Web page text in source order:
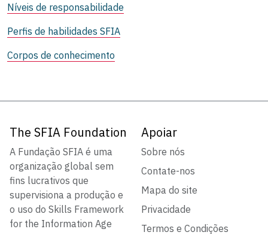
Níveis de responsabilidade
Perfis de habilidades SFIA
Corpos de conhecimento
The SFIA Foundation
A Fundação SFIA é uma
organização global sem
fins lucrativos que
supervisiona a produção e
o uso do Skills Framework
for the Information Age
Apoiar
Sobre nós
Contate-nos
Mapa do site
Privacidade
Termos e Condições